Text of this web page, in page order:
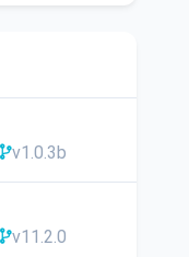
v1.0.3b
v11.2.0